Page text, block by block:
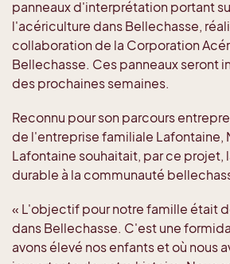
panneaux d'interprétation portant
l'acériculture dans Bellechasse,
collaboration de la Corporation
Bellechasse. Ces panneaux seront
des prochaines semaines.
Reconnu pour son parcours
de l'entreprise familiale Lafontaine,
Lafontaine souhaitait, par ce projet,
durable à la communauté
« L'objectif pour notre famille était
dans Bellechasse. C'est une
avons élevé nos enfants et où nous